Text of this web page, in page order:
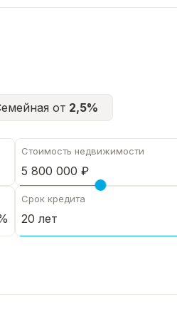
от 2,5%
Стоимость недвижимости
Срок кредита